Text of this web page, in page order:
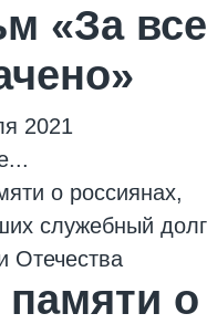
«За все
2021
о